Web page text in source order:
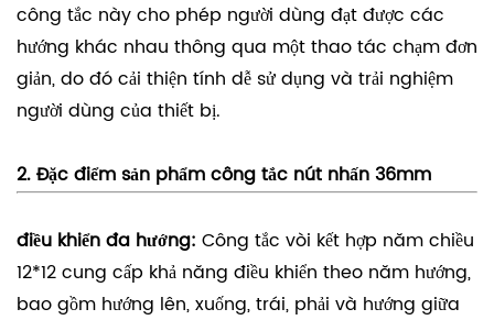
công tắc này cho phép người dùng đạt được các
hướng khác nhau thông qua một thao tác chạm đơn
giản, do đó cải thiện tính dễ sử dụng và trải nghiệm
người dùng của thiết bị.
2. Đặc điểm sản phẩm công tắc nút nhấn 36mm
điều khiển đa hướng: Công tắc vòi kết hợp năm chiều
12*12 cung cấp khả năng điều khiển theo năm hướng,
bao gồm hướng lên, xuống, trái, phải và hướng giữa